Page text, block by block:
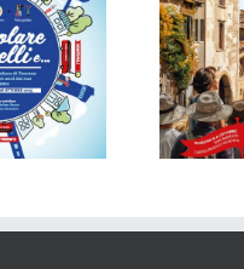
la Circolare dei
– Ottobre 2024